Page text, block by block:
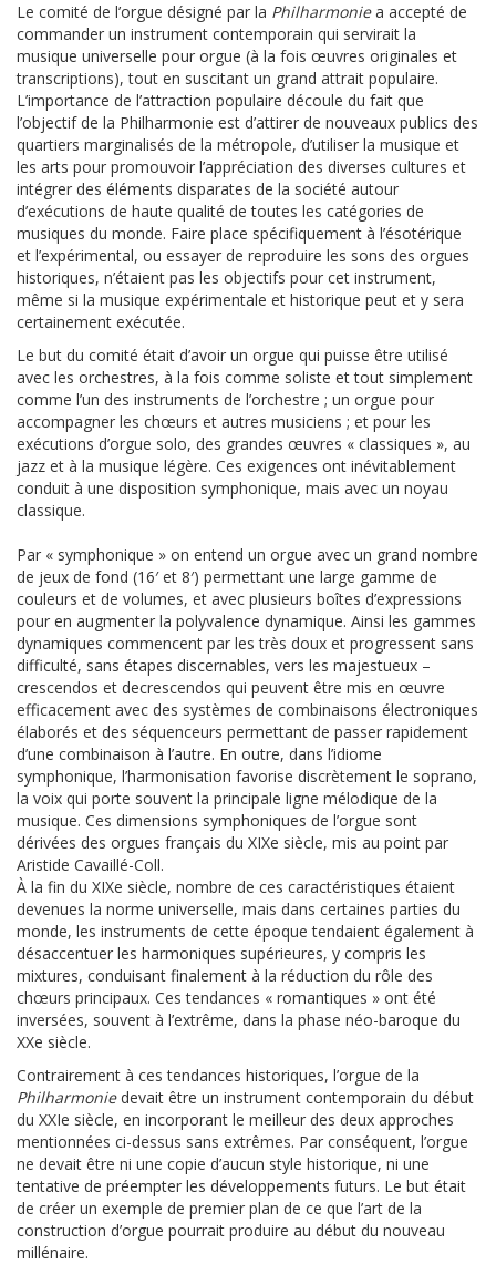
Le comité de l’orgue désigné par la Philharmoniea accepté de
commander un instrument contemporain qui servirait la
musique universelle pour orgue (à la fois œuvres originales et
transcriptions), tout en suscitant un grand attrait populaire.
L’importance de l’attraction populaire découle du fait que
l’objectif de la Philharmonie est d’attirer de nouveaux publics des
quartiers marginalisés de la métropole, d’utiliser la musique et
les arts pour promouvoir l’appréciation des diverses cultures et
intégrer des éléments disparates de la société autour
d’exécutions de haute qualité de toutes les catégories de
musiques du monde. Faire place spécifiquement à l’ésotérique
et l’expérimental, ou essayer de reproduire les sons des orgues
historiques, n’étaient pas les objectifs pour cet instrument,
même si la musique expérimentale et historique peut et y sera
certainement exécutée.
Le but du comité était d’avoir un orgue qui puisse être utilisé
avec les orchestres, à la fois comme soliste et tout simplement
comme l’un des instruments de l’orchestre ; un orgue pour
accompagner les chœurs et autres musiciens ; et pour les
exécutions d’orgue solo, des grandes œuvres « classiques », au
jazz et à la musique légère. Ces exigences ont inévitablement
conduit à une disposition symphonique, mais avec un noyau
classique.
Par « symphonique » on entend un orgue avec un grand nombre
de jeux de fond (16′ et 8′) permettant une large gamme de
couleurs et de volumes, et avec plusieurs boîtes d’expressions
pour en augmenter la polyvalence dynamique. Ainsi les gammes
dynamiques commencent par les très doux et progressent sans
difficulté, sans étapes discernables, vers les majestueux –
crescendos et decrescendos qui peuvent être mis en œuvre
efficacement avec des systèmes de combinaisons électroniques
élaborés et des séquenceurs permettant de passer rapidement
d’une combinaison à l’autre. En outre, dans l’idiome
symphonique, l’harmonisation favorise discrètement le soprano,
la voix qui porte souvent la principale ligne mélodique de la
musique. Ces dimensions symphoniques de l’orgue sont
dérivées des orgues français du XIXe siècle, mis au point par
Aristide Cavaillé-Coll.
À la fin du XIXe siècle, nombre de ces caractéristiques étaient
devenues la norme universelle, mais dans certaines parties du
monde, les instruments de cette époque tendaient également à
désaccentuer les harmoniques supérieures, y compris les
mixtures, conduisant finalement à la réduction du rôle des
chœurs principaux. Ces tendances « romantiques » ont été
inversées, souvent à l’extrême, dans la phase néo-baroque du
XXe siècle.
Contrairement à ces tendances historiques, l’orgue de la
Philharmoniedevait être un instrument contemporain du début
du XXIe siècle, en incorporant le meilleur des deux approches
mentionnées ci-dessus sans extrêmes. Par conséquent, l’orgue
ne devait être ni une copie d’aucun style historique, ni une
tentative de préempter les développements futurs. Le but était
de créer un exemple de premier plan de ce que l’art de la
construction d’orgue pourrait produire au début du nouveau
millénaire.